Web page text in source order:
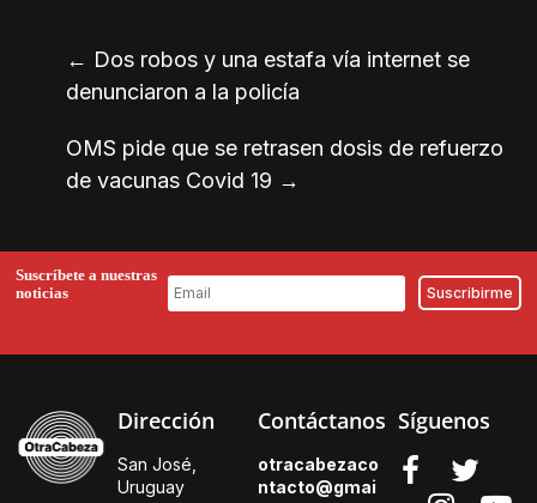
← Dos robos y una estafa vía internet se
denunciaron a la policía
OMS pide que se retrasen dosis de refuerzo
de vacunas Covid 19 →
Suscríbete a nuestras
noticias
Dirección
San José,
Uruguay
Contáctanos
otracabezaco
ntacto@gmai
Síguenos